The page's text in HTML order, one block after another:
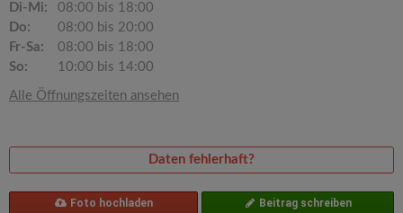
Di-Mi:
08:00 bis 18:00
Do:
08:00 bis 20:00
Fr-Sa:
08:00 bis 18:00
So:
10:00 bis 14:00
Alle Öffnungszeiten ansehen
Daten fehlerhaft?
Foto hochladen Beitrag schreiben